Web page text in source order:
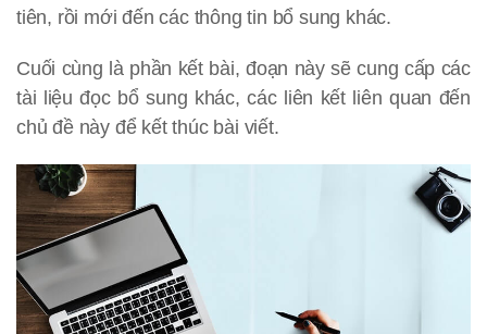
tiên, rồi mới đến các thông tin bổ sung khác.
Cuối cùng là phần kết bài, đoạn này sẽ cung cấp các
tài liệu đọc bổ sung khác, các liên kết liên quan đến
chủ đề này để kết thúc bài viết.